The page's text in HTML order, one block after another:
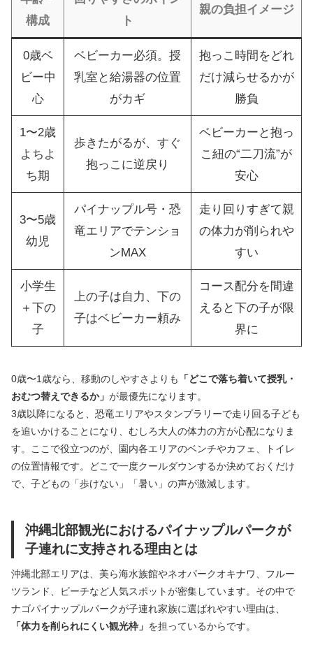
構成
ト
親の負担イメージ
0歳ベ
ビー中
心
ベビーカー必須。授
乳室と給湯器の位置
がカギ
抱っこ時間をどれ
だけ減らせるかが
勝負
1〜2歳
よちよ
ち期
歩きたがるが、すぐ
抱っこに逆戻り
ベビーカーと抱っ
こ紐の“二刀流”が
安心
3〜5歳
幼児
パイナップル号・恐
竜エリアでテンショ
ンMAX
走り回りすぎて親
の体力が削られや
すい
小学生
＋下の
子
上の子は自力、下の
子はベビーカー頼み
コース配分を間違
えると下の子が限
界に
0歳〜1歳なら、移動のしやすさよりも
「どこで落ち着いて授乳・
おむつ替えできるか」 が最優先になります。
3歳以降になると、恐竜エリアやスタンプラリーで走り回る子ども
を追いかけることになり、むしろ大人の体力の方が心配になりま
す。ここで役立つのが、園内各エリアのベンチやカフェ、トイレ
の位置情報です。どこで一度クールダウンするか決めておくだけ
で、子どもの「歩けない」「暑い」の声が激減します。
沖縄北部観光におけるパイナップルパークが
子連れに支持される理由とは
沖縄北部エリアは、美ら海水族館やネオパークオキナワ、フルー
ツランド、ビーチなど人気スポットが密集しています。その中で
ナゴパイナップルパークが子連れ家族に選ばれやすい理由は、
「体力を削られにくい観光枠」 を担っているからです。